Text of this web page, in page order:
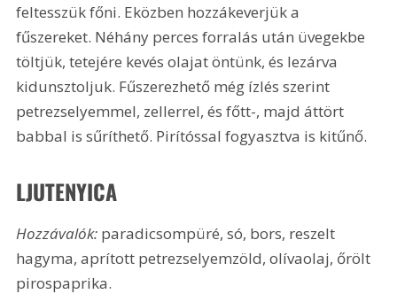
feltesszük főni. Eközben hozzákeverjük a
fűszereket. Néhány perces forralás után üvegekbe
töltjük, tetejére kevés olajat öntünk, és lezárva
kidunsztoljuk. Fűszerezhető még ízlés szerint
petrezselyemmel, zellerrel, és főtt-, majd áttört
babbal is sűríthető. Pirítóssal fogyasztva is kitűnő.
LJUTENYICA
Hozzávalók: paradicsompüré, só, bors, reszelt
hagyma, aprított petrezselyemzöld, olívaolaj, őrölt
pirospaprika.